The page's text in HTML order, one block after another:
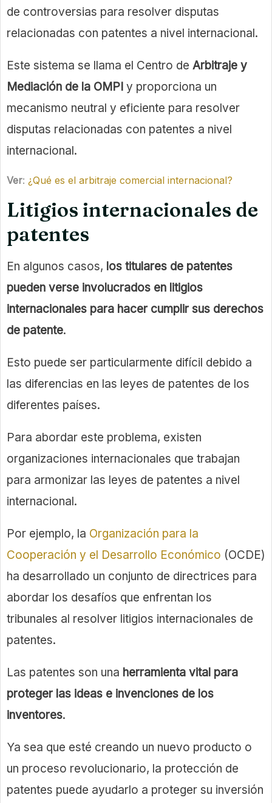
de controversias para resolver disputas
relacionadas con patentes a nivel internacional.
Este sistema se llama el Centro de Arbitraje y
Mediación de la OMPI y proporciona un
mecanismo neutral y eficiente para resolver
disputas relacionadas con patentes a nivel
internacional.
Ver: ¿Qué es el arbitraje comercial internacional?
Litigios internacionales de
patentes
En algunos casos, los titulares de patentes
pueden verse involucrados en litigios
internacionales para hacer cumplir sus derechos
de patente.
Esto puede ser particularmente difícil debido a
las diferencias en las leyes de patentes de los
diferentes países.
Para abordar este problema, existen
organizaciones internacionales que trabajan
para armonizar las leyes de patentes a nivel
internacional.
Por ejemplo, la Organización para la
Cooperación y el Desarrollo Económico (OCDE)
ha desarrollado un conjunto de directrices para
abordar los desafíos que enfrentan los
tribunales al resolver litigios internacionales de
patentes.
Las patentes son una herramienta vital para
proteger las ideas e invenciones de los
inventores.
Ya sea que esté creando un nuevo producto o
un proceso revolucionario, la protección de
patentes puede ayudarlo a proteger su inversión